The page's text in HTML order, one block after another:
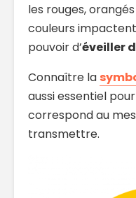
les rouges,
couleurs
pouvoir d’éveiller
Connaître la
aussi essentiel
correspond au
transmettre.